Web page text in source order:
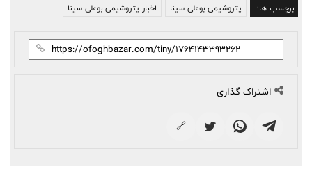
برچسب ها: پتروشیمی بوعلی سینا اخبار پتروشیمی بوعلی سینا
اشتراک گذاری
🔗